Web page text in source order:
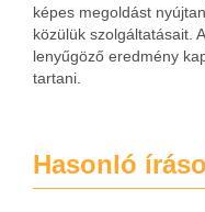
képes megoldást
közülük szolgáltatásait.
lenyűgöző eredmény
tartani.
Hasonló